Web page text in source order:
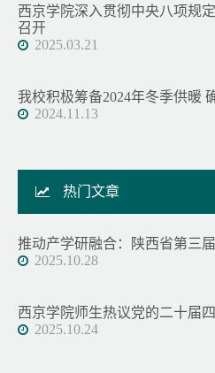
西京学院深入贯彻中央八项规
召开
2025.03.21
我校积极筹备2024年冬季供暖
2024.11.13
热门文章
推动产学研融合：陕西省第三
2025.10.28
西京学院师生热议党的二十届
2025.10.24